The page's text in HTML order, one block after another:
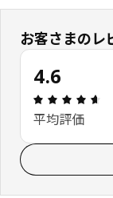
お客さまのレ
4.6
平均評価